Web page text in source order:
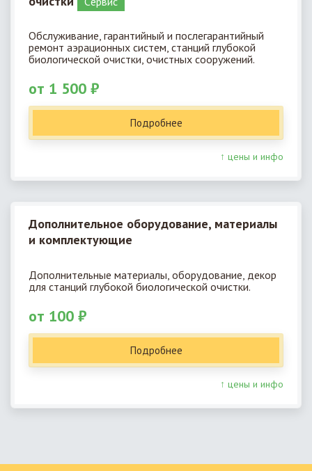
Обслуживание, гарантийный и послегарантийный
ремонт аэрационных систем, станций глубокой
биологической очистки, очистных сооружений.
от 1 500 ₽
Подробнее
↑ цены и инфо
Дополнительное оборудование, материалы
и комплектующие
Дополнительные материалы, оборудование, декор
для станций глубокой биологической очистки.
от 100 ₽
Подробнее
↑ цены и инфо